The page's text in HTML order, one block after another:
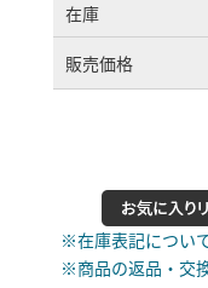
在庫
販売価格
※在庫表記につい
※商品の返品・交